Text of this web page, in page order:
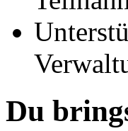
Du